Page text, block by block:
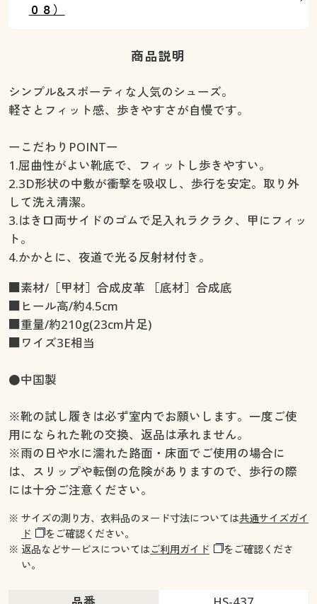
０８）
商品説明
シンプル&スポーティな人気のシューズ。
軽さとフィット感、歩きやすさが自慢です。
ーこだわりPOINTー
1.屈曲性がよい靴底で、フィットし歩きやすい。
2.3D形状の中敷が衝撃を吸収し、歩行を安定。取り外
して洗え清潔。
3.はき口両サイドのゴムで足入れラクラク、甲にフィッ
ト。
4.かかとに、夜道で光る反射材付き。
■素材/［甲材］合成皮革 ［底材］合成底
■ヒール高/約4.5cm
■重量/約210g(23cm片足)
■ワイズ3E相当
●中国製
※靴の試し履きは必ず室内でお願いします。一度ご使
用になられた靴の交換、返品は承れません。
※雨の日や水に濡れた路面・床面でご使用の場合に
は、スリップや転倒の危険がありますので、歩行の際
には十分ご注意ください。
※ サイズの測り方、衣料品のヌード寸法については共通サイズガイ
ド
をご確認ください。
※ 返品などサービスについてはご利用ガイド
をご確認くださ
い。